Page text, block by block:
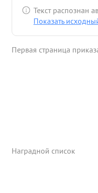
восстанавливающей
Способствовал
водные рубежи
Текст распознан
Показать
Первая страница
Наградной список